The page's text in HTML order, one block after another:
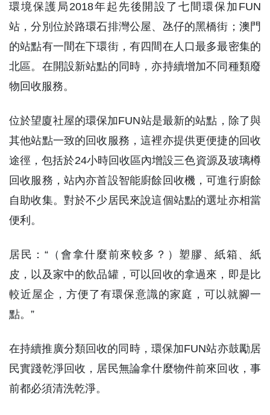
環境保護局2018年起先後開設了七間環保加FUN
站，分別位於路環石排灣公屋、氹仔的黑橋街；澳門
的站點有一間在下環街，有四間在人口最多最密集的
北區。在開設新站點的同時，亦持續增加不同種類廢
物回收服務。
位於望廈社屋的環保加FUN站是最新的站點，除了與
其他站點一致的回收服務，這裡亦提供更便捷的回收
途徑，包括於24小時回收區內增設三色資源及玻璃樽
回收服務，站內亦首設智能廚餘回收機，可進行廚餘
自助收集。對於不少居民來說這個站點的選址亦相當
便利。
居民：“（會拿什麼前來較多？）塑膠、紙箱、紙
皮，以及家中的飲品罐，可以回收的拿過來，即是比
較近屋企，方便了有環保意識的家庭，可以就腳一
點。”
在持續推廣分類回收的同時，環保加FUN站亦鼓勵居
民實踐乾淨回收，居民無論拿什麼物件前來回收，事
前都必須清洗乾淨。